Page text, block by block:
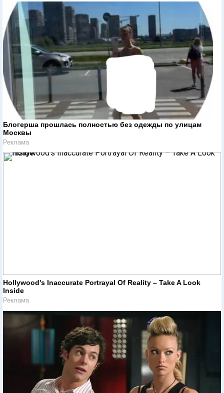
Блогерша прошлась полностью без одежды по улицам
Москвы
Реклама
Hollywood's Inaccurate Portrayal Of Reality – Take A Look
Inside
Реклама